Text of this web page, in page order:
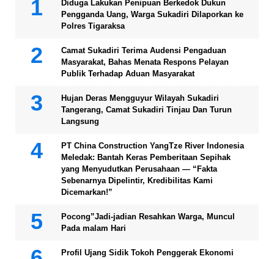
Diduga Lakukan Penipuan Berkedok Dukun
Pengganda Uang, Warga Sukadiri Dilaporkan ke
Polres Tigaraksa
Camat Sukadiri Terima Audensi Pengaduan
Masyarakat, Bahas Menata Respons Pelayan
Publik Terhadap Aduan Masyarakat
Hujan Deras Mengguyur Wilayah Sukadiri
Tangerang, Camat Sukadiri Tinjau Dan Turun
Langsung
PT China Construction YangTze River Indonesia
Meledak: Bantah Keras Pemberitaan Sepihak
yang Menyudutkan Perusahaan — “Fakta
Sebenarnya Dipelintir, Kredibilitas Kami
Dicemarkan!”
Pocong”Jadi-jadian Resahkan Warga, Muncul
Pada malam Hari
Profil Ujang Sidik Tokoh Penggerak Ekonomi